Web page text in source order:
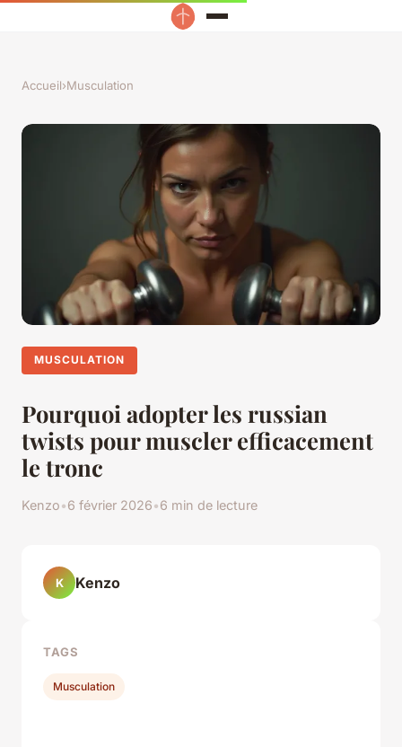
Accueil›Musculation
MUSCULATION
Pourquoi adopter les russian
twists pour muscler efficacement
le tronc
Kenzo•6 février 2026•6 min de lecture
K Kenzo
TAGS
Musculation